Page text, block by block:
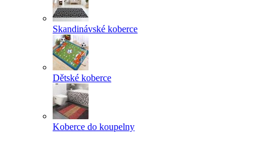
Skandinávské koberce
Dětské koberce
Koberce do koupelny